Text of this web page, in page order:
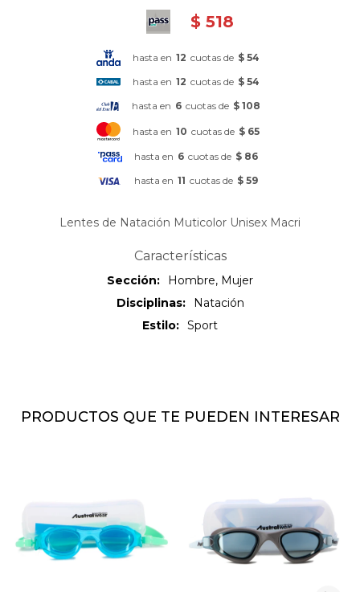
$ 518
hasta en 12 cuotas de $ 54
hasta en 12 cuotas de $ 54
hasta en 6 cuotas de $ 108
hasta en 10 cuotas de $ 65
hasta en 6 cuotas de $ 86
hasta en 11 cuotas de $ 59
Lentes de Natación Muticolor Unisex Macri
Características
Sección
Hombre, Mujer
Disciplinas
Natación
Estilo
Sport
PRODUCTOS QUE TE PUEDEN INTERESAR